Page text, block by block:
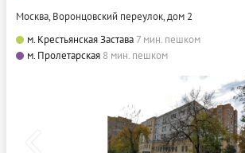
Москва, Воронцовский переулок, дом 2
м. Крестьянская Застава 7 мин. пешком
м. Пролетарская 8 мин. пешком